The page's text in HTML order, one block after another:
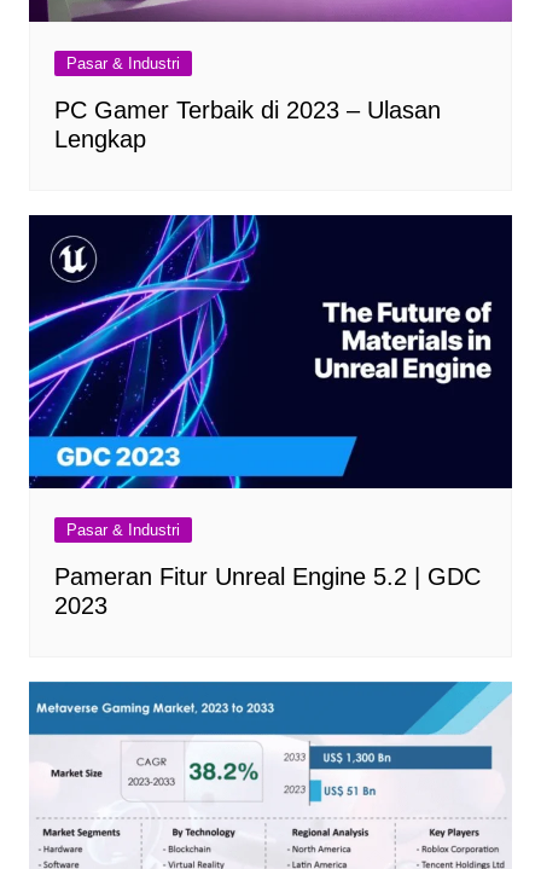
Pasar & Industri
PC Gamer Terbaik di 2023 – Ulasan
Lengkap
Pasar & Industri
Pameran Fitur Unreal Engine 5.2 | GDC
2023